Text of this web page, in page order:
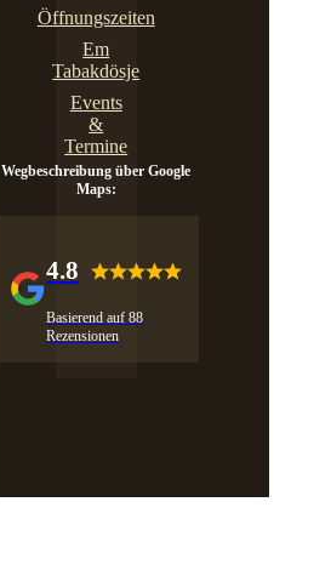
Öffnungszeiten
Em
Tabakdösje
Events
&
Termine
Wegbeschreibung über Google
Maps:
4.8
Basierend auf 88
Rezensionen